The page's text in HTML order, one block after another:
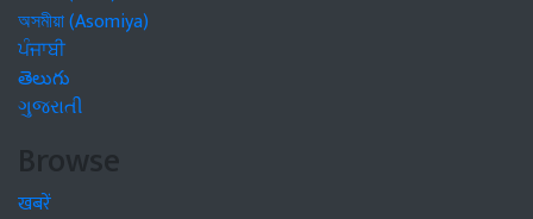
অসমীয়া (Asomiya)
ਪੰਜਾਬੀ
తెలుగు
ગુજરાતી
Browse
खबरें